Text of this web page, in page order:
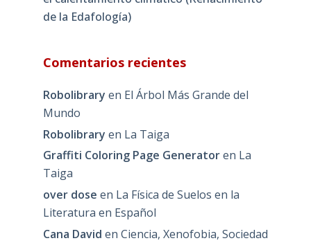
de la Edafología)
Comentarios recientes
Robolibrary en El Árbol Más Grande del
Mundo
Robolibrary en La Taiga
Graffiti Coloring Page Generatoren La
Taiga
over dose en La Física de Suelos en la
Literatura en Español
Cana David en Ciencia, Xenofobia, Sociedad